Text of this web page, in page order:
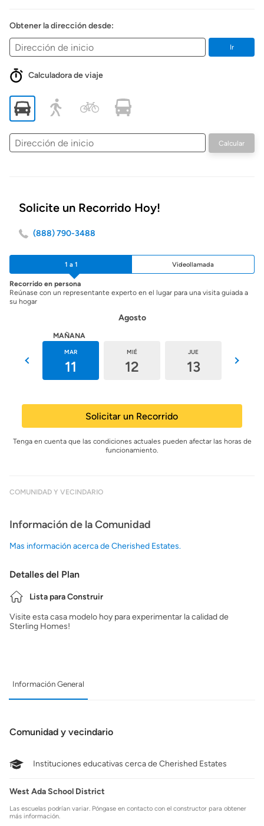
Obtener la dirección desde:
Ir
Calculadora de viaje
Dirección
de
Calcular
Solicite un Recorrido Hoy!
(888) 790-3488
1 a 1 Videollamada
Recorrido en persona
Reúnase con un representante experto en el lugar para una visita guiada a
su hogar
Agosto
MAÑANA
MAR
11
MIÉ
12
JUE
13
Solicitar un Recorrido
Tenga en cuenta que las condiciones actuales pueden afectar las horas de
funcionamiento.
COMUNIDAD Y VECINDARIO
Información de la Comunidad
Mas información acerca de Cherished Estates.
Detalles del Plan
Lista para Construir
Visite esta casa modelo hoy para experimentar la calidad de
Sterling Homes!
Información General
Comunidad y vecindario
Instituciones educativas cerca de Cherished Estates
West Ada School District
Las escuelas podrían variar. Póngase en contacto con el constructor para obtener
más información.